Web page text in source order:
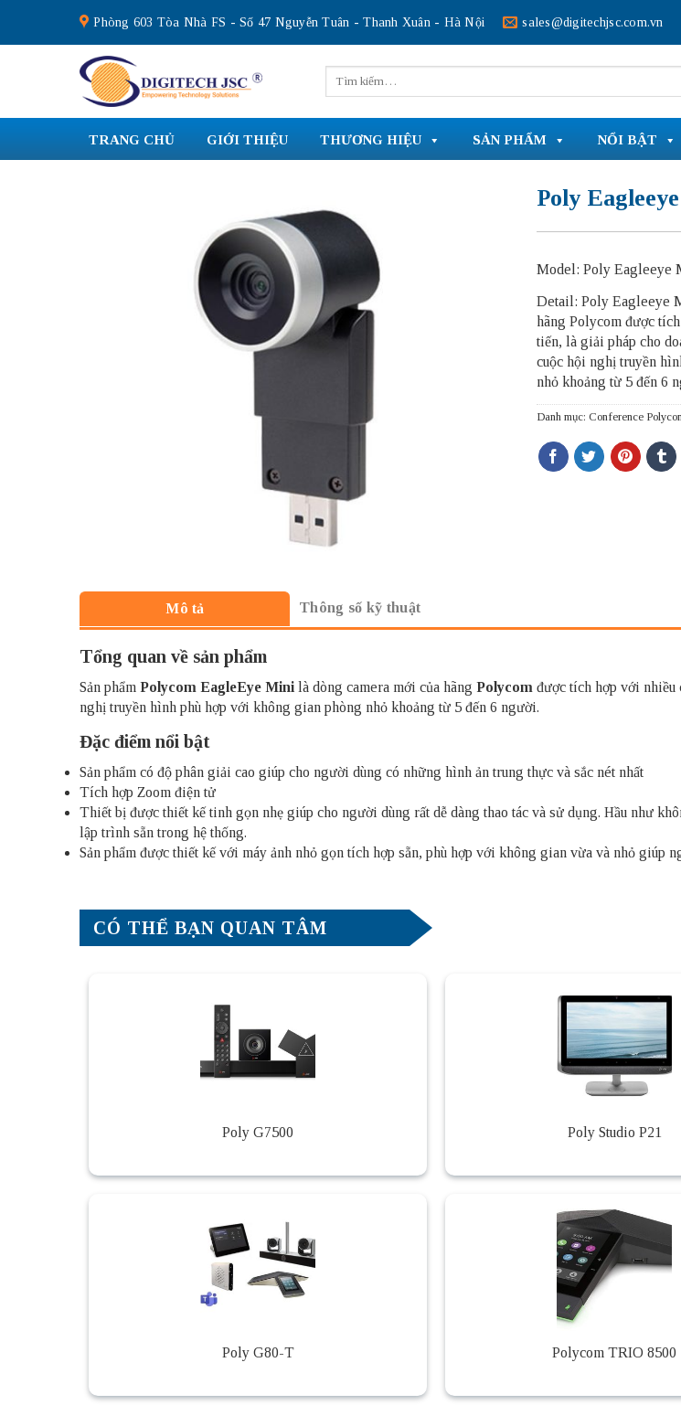
content
Phòng 603 Tòa Nhà FS - Số 47 Nguyễn Tuân - Thanh Xuân - Hà Nội sales@digitechjsc.com.vn
kiếm:
TRANG CHỦ GIỚI THIỆU THƯƠNG HIỆU SẢN PHẨM NỔI BẬT
Poly
Model: Poly Eagleeye
Detail: Poly Eagleeye
hãng Polycom được
tiến, là giải pháp cho
cuộc hội nghị truyền
nhỏ khoảng từ 5 đến 6
Danh mục: Conference
Mô tả Thông số kỹ thuật
Tổng quan về sản phẩm
Sản phẩm Polycom EagleEye Mini là dòng camera mới của hãng Polycom được tích hợp với nhiều
nghị truyền hình phù hợp với không gian phòng nhỏ khoảng từ 5 đến 6 người.
Đặc điểm nổi bật
Sản phẩm có độ phân giải cao giúp cho người dùng có những hình ản trung thực và sắc nét nhất
Tích hợp Zoom điện tử
Thiết bị được thiết kế tinh gọn nhẹ giúp cho người dùng rất dễ dàng thao tác và sử dụng. Hầu như
lập trình sẵn trong hệ thống.
Sản phẩm được thiết kế với máy ảnh nhỏ gọn tích hợp sẵn, phù hợp với không gian vừa và nhỏ giúp
CÓ THỂ BẠN QUAN TÂM
Poly G7500 Poly Studio P21
Poly G80-T Polycom TRIO 8500